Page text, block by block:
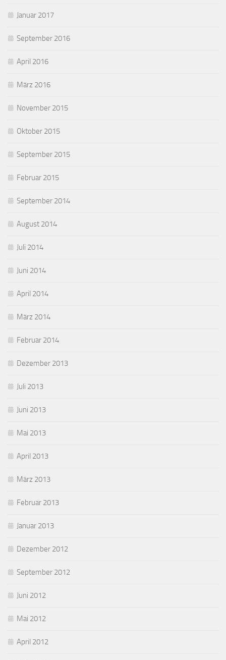
Januar 2017
September 2016
April 2016
März 2016
November 2015
Oktober 2015
September 2015
Februar 2015
September 2014
August 2014
Juli 2014
Juni 2014
April 2014
März 2014
Februar 2014
Dezember 2013
Juli 2013
Juni 2013
Mai 2013
April 2013
März 2013
Februar 2013
Januar 2013
Dezember 2012
September 2012
Juni 2012
Mai 2012
April 2012